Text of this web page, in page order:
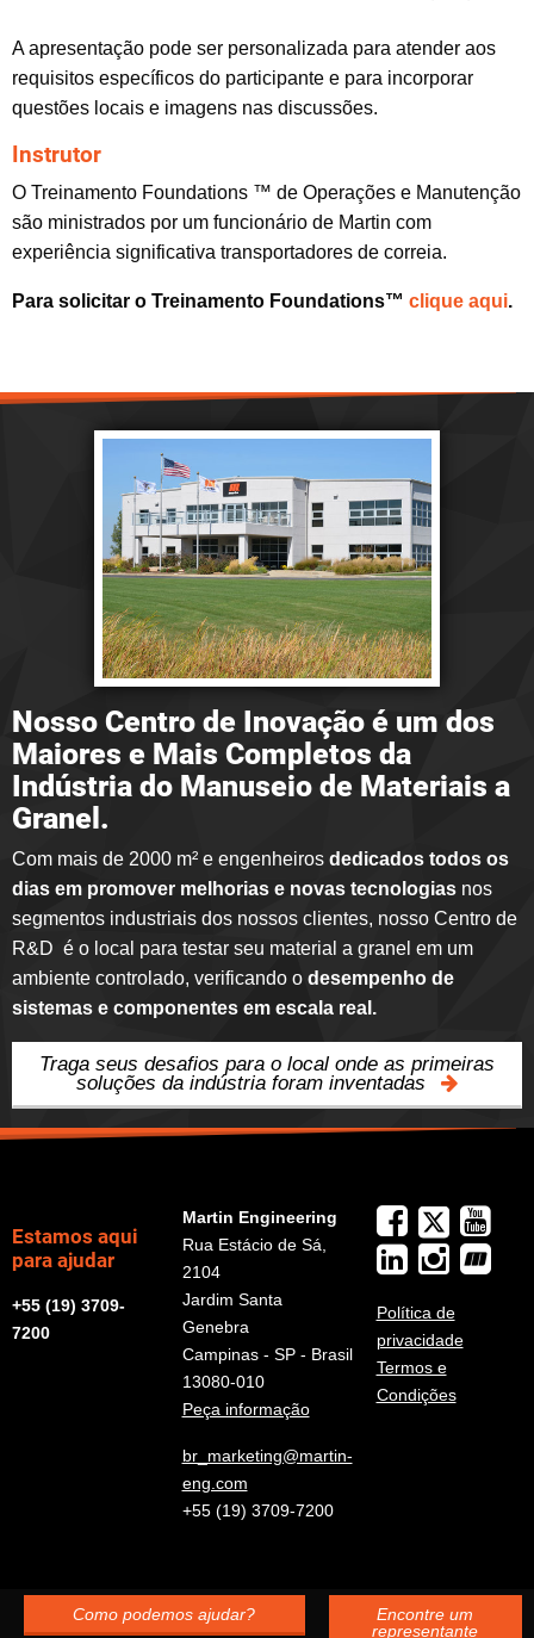
A apresentação pode ser personalizada para atender aos
requisitos específicos do participante e para incorporar
questões locais e imagens nas discussões.
Instrutor
O Treinamento Foundations ™ de Operações e Manutenção
são ministrados por um funcionário de Martin com
experiência significativa transportadores de correia.
Para solicitar o Treinamento Foundations™ clique aqui.
Nosso Centro de Inovação é um dos
Maiores e Mais Completos da
Indústria do Manuseio de Materiais a
Granel.
Com mais de 2000 m² e engenheiros dedicados todos os
dias em promover melhorias e novas tecnologias nos
segmentos industriais dos nossos clientes, nosso Centro de
R&D é o local para testar seu material a granel em um
ambiente controlado, verificando o desempenho de
sistemas e componentes em escala real.
Traga seus desafios para o local onde as primeiras
soluções da indústria foram inventadas
Estamos aqui
para ajudar
+55 (19) 3709-
7200
Martin Engineering
Rua Estácio de Sá,
2104
Jardim Santa
Genebra
Campinas - SP - Brasil
13080-010
Peça informação
br_marketing@martin-
eng.com
+55 (19) 3709-7200
Política de
privacidade
Termos e
Condições
Como podemos ajudar?
Encontre um
representante